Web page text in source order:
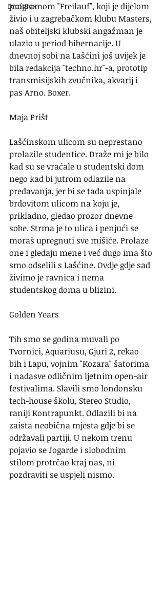
DraftBox
programom "Freilauf", koji je dijelom
živio i u zagrebačkom klubu Masters,
naš obiteljski klubski angažman je
ulazio u period hibernacije. U
dnevnoj sobi na Lašćini još uvijek je
bila redakcija "techno.hr"-a, prototip
transmisijskih zvučnika, akvarij i
pas Arno. Boxer.
Maja Prišt
Lašćinskom ulicom su neprestano
prolazile studentice. Draže mi je bilo
kad su se vraćale u studentski dom
nego kad bi jutrom odlazile na
predavanja, jer bi se tada uspinjale
brdovitom ulicom na koju je,
prikladno, gledao prozor dnevne
sobe. Strma je to ulica i penjući se
moraš upregnuti sve mišiće. Prolaze
one i gledaju mene i već dugo ima što
smo odselili s Lašćine. Ovdje gdje sad
živimo je ravnica i nema
studentskog doma u blizini.
Golden Years
Tih smo se godina muvali po
Tvornici, Aquariusu, Gjuri 2, rekao
bih i Lapu, vojnim "Kozara" šatorima
i nadasve odličnim ljetnim open-air
festivalima. Slavili smo londonsku
tech-house školu, Stereo Studio,
raniji Kontrapunkt. Odlazili bi na
zaista neobična mjesta gdje bi se
održavali partiji. U nekom trenu
pojavio se Jogarde i slobodnim
stilom protrčao kraj nas, ni
pozdraviti se uspjeli nismo.